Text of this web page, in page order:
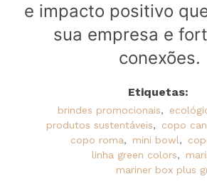
e impacto positivo
sua empresa e
conexões.
Etiquetas:
brindes promocionais,
produtos sustentáveis, copo
copo roma, mini bowl,
linha green colors,
mariner box plus